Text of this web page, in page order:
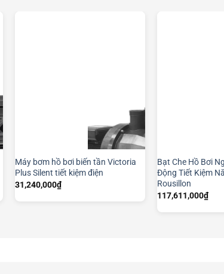
Máy bơm hồ bơi biến tần Victoria
Plus Silent tiết kiệm điện
31,240,000₫
Bạt Che Hồ Bơi
Động Tiết Kiệm
Rousillon
117,611,000₫